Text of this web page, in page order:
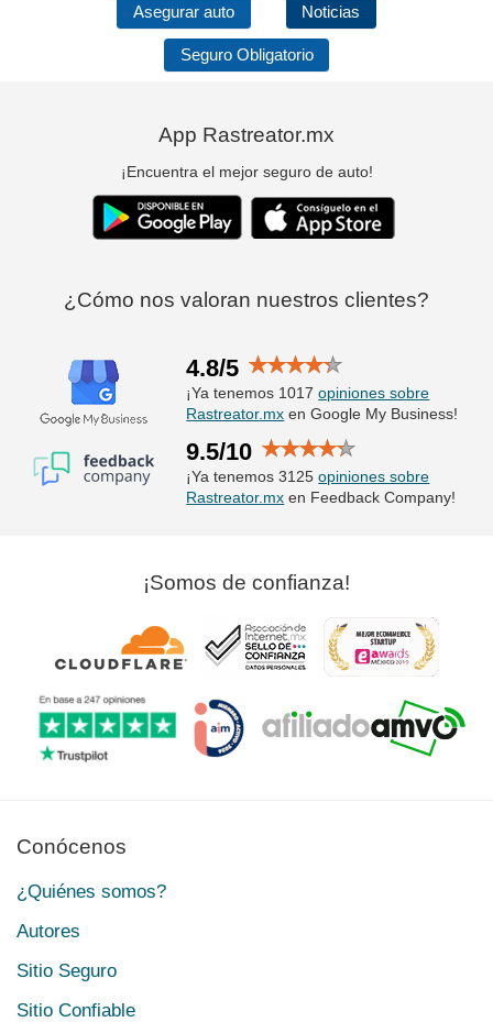
Asegurar auto Noticias
Seguro Obligatorio
App Rastreator.mx
¡Encuentra el mejor seguro de auto!
¿Cómo nos valoran nuestros clientes?
4.8/5
¡Ya tenemos 1017opiniones sobre
Rastreator.mx en Google My Business!
9.5/10
¡Ya tenemos 3125opiniones sobre
Rastreator.mx en Feedback Company!
¡Somos de confianza!
Conócenos
¿Quiénes somos?
Autores
Sitio Seguro
Sitio Confiable